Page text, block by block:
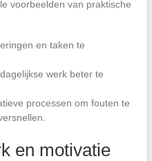
voorbeelden van praktische
en taken te
werk beter te
processen om fouten te
en motivatie